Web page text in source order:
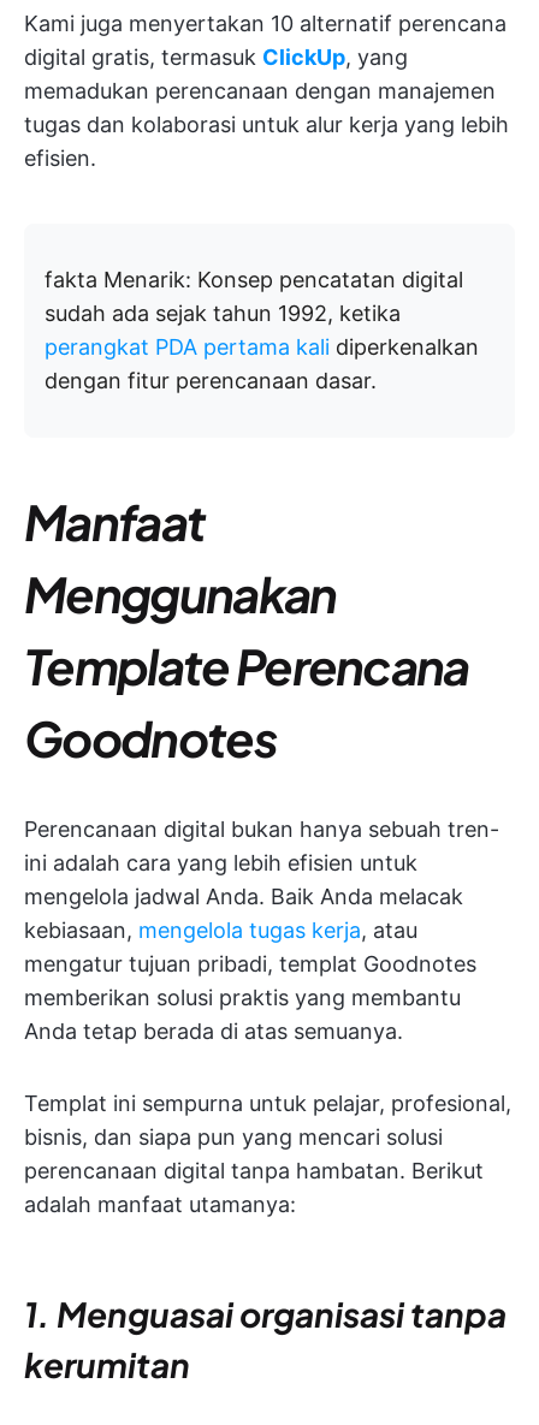
Kami juga menyertakan 10 alternatif perencana
digital gratis, termasuk ClickUp, yang
memadukan perencanaan dengan manajemen
tugas dan kolaborasi untuk alur kerja yang lebih
efisien.
fakta Menarik: Konsep pencatatan digital
sudah ada sejak tahun 1992, ketika
perangkat PDA pertama kali diperkenalkan
dengan fitur perencanaan dasar.
Manfaat
Menggunakan
Template Perencana
Goodnotes
Perencanaan digital bukan hanya sebuah tren-
ini adalah cara yang lebih efisien untuk
mengelola jadwal Anda. Baik Anda melacak
kebiasaan, mengelola tugas kerja, atau
mengatur tujuan pribadi, templat Goodnotes
memberikan solusi praktis yang membantu
Anda tetap berada di atas semuanya.
Templat ini sempurna untuk pelajar, profesional,
bisnis, dan siapa pun yang mencari solusi
perencanaan digital tanpa hambatan. Berikut
adalah manfaat utamanya:
1. Menguasai organisasi tanpa
kerumitan